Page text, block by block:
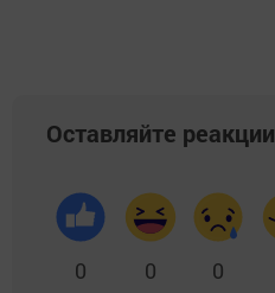
Оставляйте реакции
0 0 0